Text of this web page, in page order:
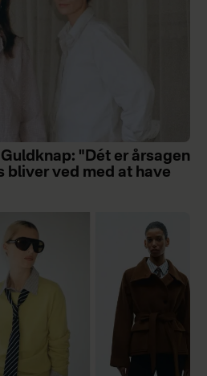
"Dét er årsagen
bliver ved med at have